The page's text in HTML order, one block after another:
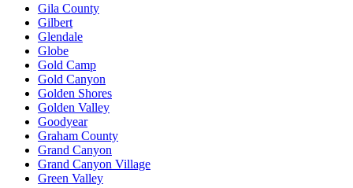
Gila County
Gilbert
Glendale
Globe
Gold Camp
Gold Canyon
Golden Shores
Golden Valley
Goodyear
Graham County
Grand Canyon
Grand Canyon Village
Green Valley